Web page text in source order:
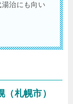
治にも向い
札幌市）